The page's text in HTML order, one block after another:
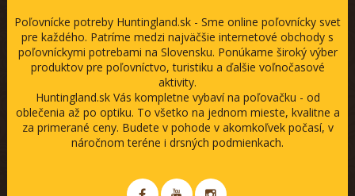
Poľovnícke potreby Huntingland.sk - Sme online poľovnícky svet
pre každého. Patríme medzi najväčšie internetové obchody s
poľovníckymi potrebami na Slovensku. Ponúkame široký výber
produktov pre poľovníctvo, turistiku a ďalšie voľnočasové
aktivity.
Huntingland.sk Vás kompletne vybaví na poľovačku - od
oblečenia až po optiku. To všetko na jednom mieste, kvalitne a
za primerané ceny. Budete v pohode v akomkoľvek počasí, v
náročnom teréne i drsných podmienkach.